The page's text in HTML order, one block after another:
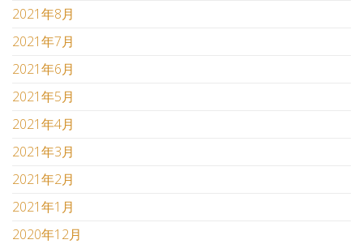
2021年8月
2021年7月
2021年6月
2021年5月
2021年4月
2021年3月
2021年2月
2021年1月
2020年12月